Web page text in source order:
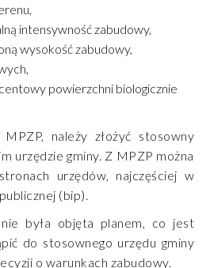
intensywność zabudowy,
wysokość zabudowy,
powierzchni biologicznie
należy złożyć stosowny
urzędzie gminy. Z MPZP można
urzędów, najczęściej w
(bip).
nie była objęta planem, co jest
do stosownego urzędu gminy
o warunkach zabudowy.